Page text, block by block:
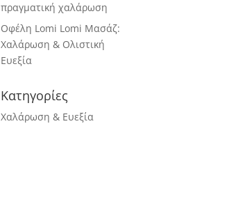
πραγματική χαλάρωση
Οφέλη Lomi Lomi Μασάζ:
Χαλάρωση & Ολιστική
Ευεξία
Κατηγορίες
Χαλάρωση & Ευεξία